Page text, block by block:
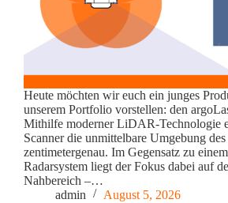
Heute möchten wir euch ein junges
unserem Portfolio vorstellen: den
Mithilfe moderner LiDAR-Technologie
Scanner die unmittelbare Umgebung
zentimetergenau. Im Gegensatz zu
Radarsystem liegt der Fokus dabei auf
Nahbereich –…
admin
August 5, 2026